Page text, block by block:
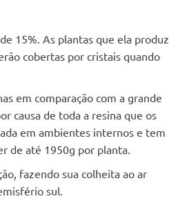
15%. As plantas que ela produz
cobertas por cristais quando
em comparação com a grande
causa de toda a resina que os
em ambientes internos e tem
de até 1950g por planta.
fazendo sua colheita ao ar
sul.